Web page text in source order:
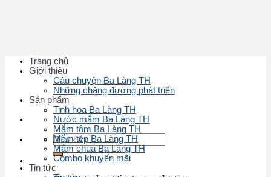
Tìm
kiếm:
Trang chủ
Giới thiệu
Câu chuyện Ba Làng TH
Những chặng đường phát triển
Sản phẩm
Tinh hoa Ba Làng TH
Nước mắm Ba Làng TH
Mắm tôm Ba Làng TH
Mắm tép Ba Làng TH
Mắm chua Ba Làng TH
Combo khuyến mãi
Tin tức